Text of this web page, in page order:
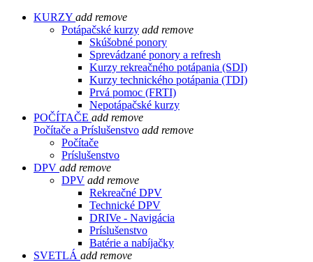
KURZY add remove
Potápačské kurzy add remove
Skúšobné ponory
Sprevádzané ponory a refresh
Kurzy rekreačného potápania (SDI)
Kurzy technického potápania (TDI)
Prvá pomoc (FRTI)
Nepotápačské kurzy
POČÍTAČE add remove
Počítače a Príslušenstvo add remove
Počítače
Príslušenstvo
DPV add remove
DPV add remove
Rekreačné DPV
Technické DPV
DRIVe - Navigácia
Príslušenstvo
Batérie a nabíjačky
SVETLÁ add remove